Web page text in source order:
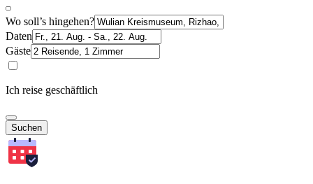
Wo soll’s hingehen?
Daten
Gäste
Ich reise geschäftlich
Suchen